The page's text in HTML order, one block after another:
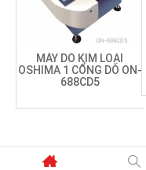
MÁY DÒ KIM LOẠI
OSHIMA 1 CỔNG DÒ ON-
688CD5